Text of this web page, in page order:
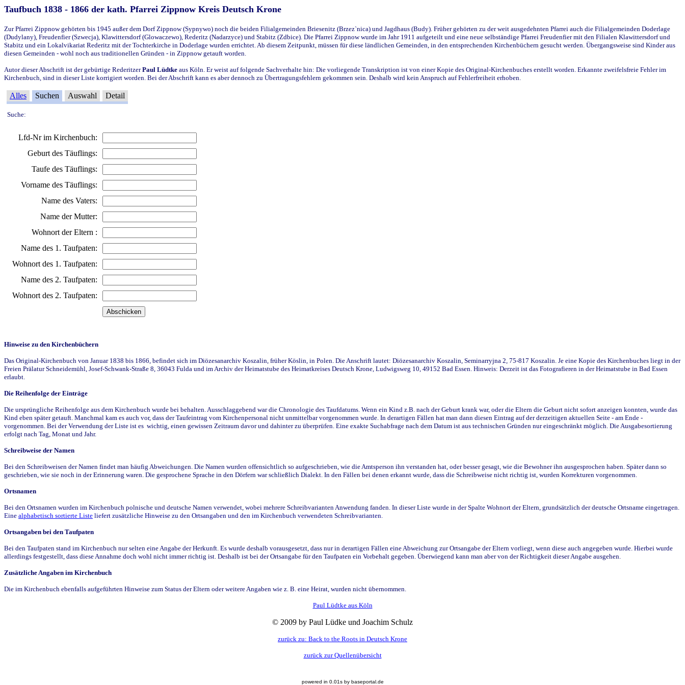
Taufbuch 1838 - 1866 der kath. Pfarrei Zippnow Kreis Deutsch Krone
Zur Pfarrei Zippnow gehörten bis 1945 außer dem Dorf Zippnow (Sypnywo) noch die beiden Filialgemeinden Briesenitz (Brzez`nica) und Jagdhaus (Budy). Früher gehörten zu der weit ausgedehnten Pfarrei auch die Filialgemeinden Doderlage
(Dudylany), Freudenfier (Szwecja), Klawittersdorf (Glowaczewo), Rederitz (Nadarzyce) und Stabitz (Zdbice). Die Pfarrei Zippnow wurde im Jahr 1911 aufgeteilt und eine neue selbständige Pfarrei Freudenfier mit den Filialen Klawittersdorf und
Stabitz und ein Lokalvikariat Rederitz mit der Tochterkirche in Doderlage wurden errichtet. Ab diesem Zeitpunkt, müssen für diese ländlichen Gemeinden, in den entsprechenden Kirchenbüchern gesucht werden. Übergangsweise sind Kinder aus
diesen Gemeinden - wohl noch aus traditionellen Gründen - in Zippnow getauft worden.
Autor dieser Abschrift ist der gebürtige RederitzerPaul Lüdtke aus Köln. Er weist auf folgende Sachverhalte hin: Die vorliegende Transkription ist von einer Kopie des Original-Kirchenbuches erstellt worden. Erkannte zweifelsfreie Fehler im
Kirchenbuch, sind in dieser Liste korrigiert worden. Bei der Abschrift kann es aber dennoch zu Übertragungsfehlern gekommen sein. Deshalb wird kein Anspruch auf Fehlerfreiheit erhoben.
Alles Suchen Auswahl Detail
Suche:
Lfd-Nr im Kirchenbuch:
Geburt des Täuflings:
Taufe des Täuflings:
Vorname des Täuflings:
Name des Vaters:
Name der Mutter:
Wohnort der Eltern :
Name des 1. Taufpaten:
Wohnort des 1. Taufpaten:
Name des 2. Taufpaten:
Wohnort des 2. Taufpaten:
Hinweise zu den Kirchenbüchern
Das Original-Kirchenbuch von Januar 1838 bis 1866, befindet sich im Diözesanarchiv Koszalin, früher Köslin, in Polen. Die Anschrift lautet: Diözesanarchiv Koszalin, Seminarryjna 2, 75-817 Koszalin. Je eine Kopie des Kirchenbuches liegt in der
Freien Prälatur Schneidemühl, Josef-Schwank-Straße 8, 36043 Fulda und im Archiv der Heimatstube des Heimatkreises Deutsch Krone, Ludwigsweg 10, 49152 Bad Essen. Hinweis: Derzeit ist das Fotografieren in der Heimatstube in Bad Essen
erlaubt.
Die Reihenfolge der Einträge
Die ursprüngliche Reihenfolge aus dem Kirchenbuch wurde bei behalten. Ausschlaggebend war die Chronologie des Taufdatums. Wenn ein Kind z.B. nach der Geburt krank war, oder die Eltern die Geburt nicht sofort anzeigen konnten, wurde das
Kind eben später getauft. Manchmal kam es auch vor, dass der Taufeintrag vom Kirchenpersonal nicht unmittelbar vorgenommen wurde. In derartigen Fällen hat man dann diesen Eintrag auf der derzeitigen aktuellen Seite - am Ende -
vorgenommen. Bei der Verwendung der Liste ist es wichtig, einen gewissen Zeitraum davor und dahinter zu überprüfen. Eine exakte Suchabfrage nach dem Datum ist aus technischen Gründen nur eingeschränkt möglich. Die Ausgabesortierung
erfolgt nach Tag, Monat und Jahr.
Schreibweise der Namen
Bei den Schreibweisen der Namen findet man häufig Abweichungen. Die Namen wurden offensichtlich so aufgeschrieben, wie die Amtsperson ihn verstanden hat, oder besser gesagt, wie die Bewohner ihn ausgesprochen haben. Später dann so
geschrieben, wie sie noch in der Erinnerung waren. Die gesprochene Sprache in den Dörfern war schließlich Dialekt. In den Fällen bei denen erkannt wurde, dass die Schreibweise nicht richtig ist, wurden Korrekturen vorgenommen.
Ortsnamen
Bei den Ortsnamen wurden im Kirchenbuch polnische und deutsche Namen verwendet, wobei mehrere Schreibvarianten Anwendung fanden. In dieser Liste wurde in der Spalte Wohnort der Eltern, grundsätzlich der deutsche Ortsname eingetragen.
Eine alphabetisch sortierte Liste liefert zusätzliche Hinweise zu den Ortsangaben und den im Kirchenbuch verwendeten Schreibvarianten.
Ortsangaben bei den Taufpaten
Bei den Taufpaten stand im Kirchenbuch nur selten eine Angabe der Herkunft. Es wurde deshalb vorausgesetzt, dass nur in derartigen Fällen eine Abweichung zur Ortsangabe der Eltern vorliegt, wenn diese auch angegeben wurde. Hierbei wurde
allerdings festgestellt, dass diese Annahme doch wohl nicht immer richtig ist. Deshalb ist bei der Ortsangabe für den Taufpaten ein Vorbehalt gegeben. Überwiegend kann man aber von der Richtigkeit dieser Angabe ausgehen.
Zusätzliche Angaben im Kirchenbuch
Die im Kirchenbuch ebenfalls aufgeführten Hinweise zum Status der Eltern oder weitere Angaben wie z. B. eine Heirat, wurden nicht übernommen.
Paul Lüdtke aus Köln
© 2009 by Paul Lüdke und Joachim Schulz
zurück zu: Back to the Roots in Deutsch Krone
zurück zur Quellenübersicht
powered in 0.01s by baseportal.de